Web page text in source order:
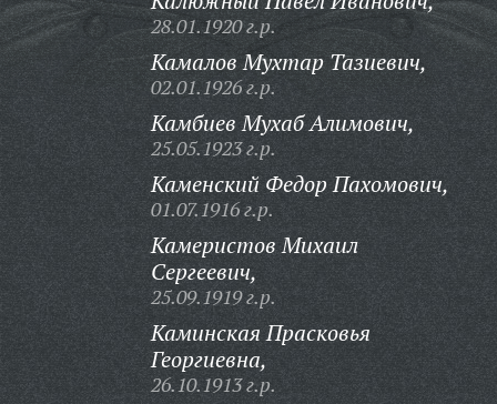
28.01.1920 г.р.
Камалов Мухтар Тазиевич,
02.01.1926 г.р.
Камбиев Мухаб Алимович,
25.05.1923 г.р.
Каменский Федор Пахомович,
01.07.1916 г.р.
Камеристов Михаил
Сергеевич,
25.09.1919 г.р.
Каминская Прасковья
Георгиевна,
26.10.1913 г.р.